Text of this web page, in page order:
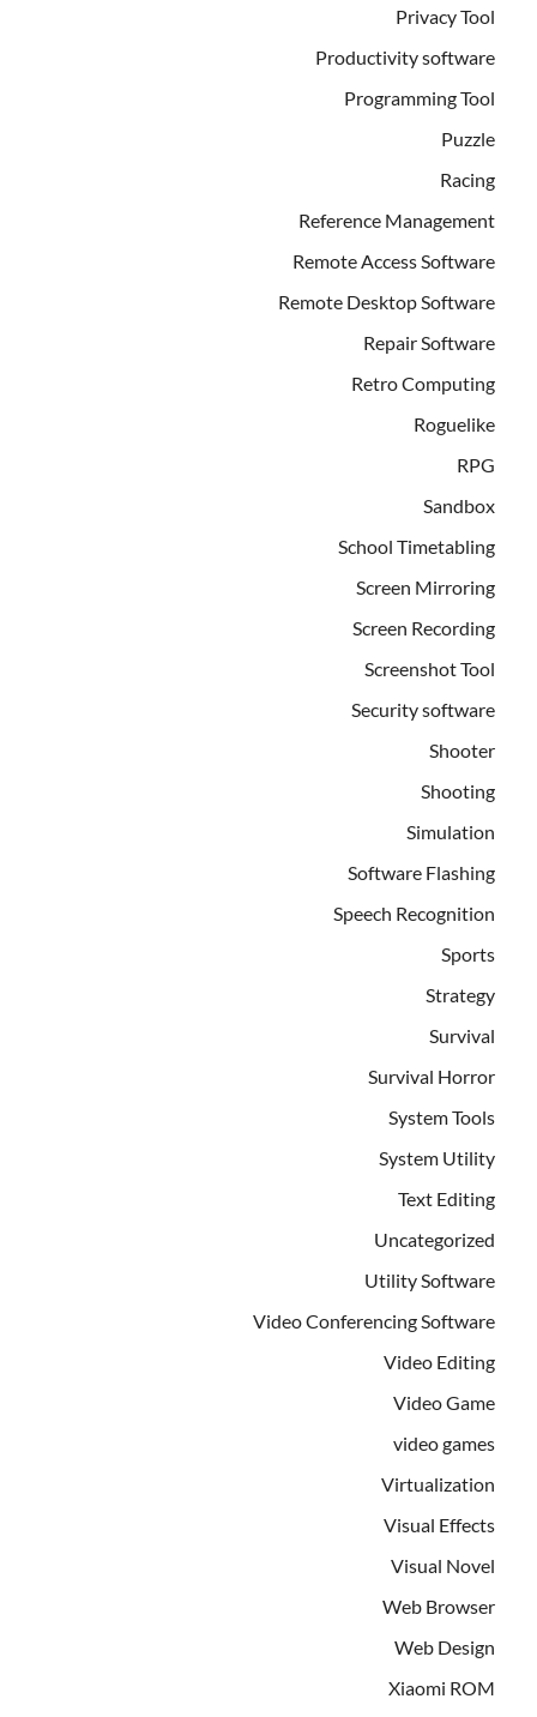
Privacy Tool
Productivity software
Programming Tool
Puzzle
Racing
Reference Management
Remote Access Software
Remote Desktop Software
Repair Software
Retro Computing
Roguelike
RPG
Sandbox
School Timetabling
Screen Mirroring
Screen Recording
Screenshot Tool
Security software
Shooter
Shooting
Simulation
Software Flashing
Speech Recognition
Sports
Strategy
Survival
Survival Horror
System Tools
System Utility
Text Editing
Uncategorized
Utility Software
Video Conferencing Software
Video Editing
Video Game
video games
Virtualization
Visual Effects
Visual Novel
Web Browser
Web Design
Xiaomi ROM